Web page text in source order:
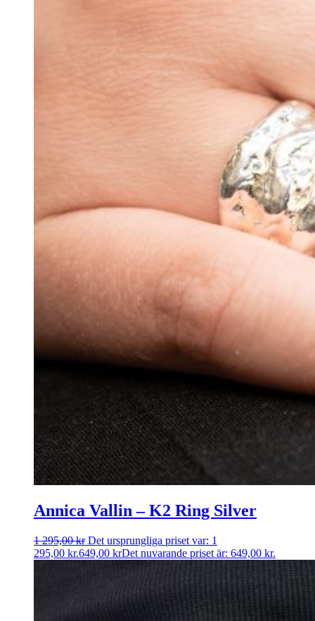
Annica Vallin – K2 Ring ­Silver
1 295,00kr Det ursprungliga priset var: 1
295,00 kr.649,00 krDet nuvarande priset är: 649,00 kr.